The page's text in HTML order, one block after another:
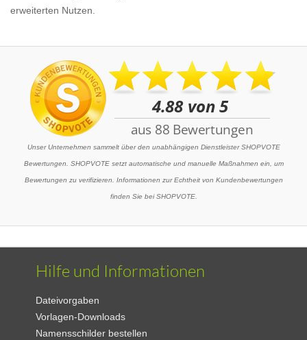
erweiterten Nutzen.
Unser Unternehmen sammelt über den unabhängigen Dienstleister SHOPVOTE
Bewertungen. SHOPVOTE setzt automatische und manuelle Maßnahmen ein, um
Bewertungen zu verifizieren. Informationen zur Echtheit von Kundenbewertungen
finden Sie bei SHOPVOTE.
Hilfe und Informationen
Dateivorgaben
Vorlagen-Downloads
Namensschilder bestellen